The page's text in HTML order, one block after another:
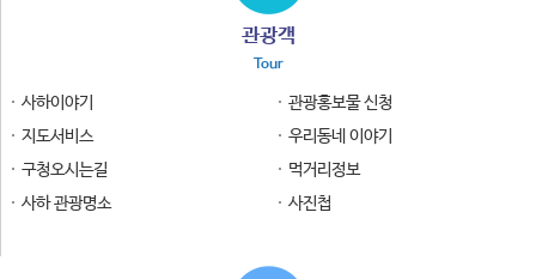
관광객
Tour
사하이야기
관광홍보물 신청
지도서비스
우리동네 이야기
구청오시는길
먹거리정보
사하 관광명소
사진첩